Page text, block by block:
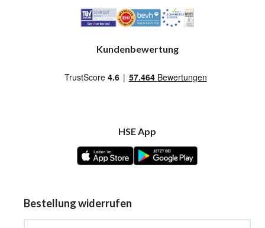
Kundenbewertung
HSE App
Bestellung widerrufen